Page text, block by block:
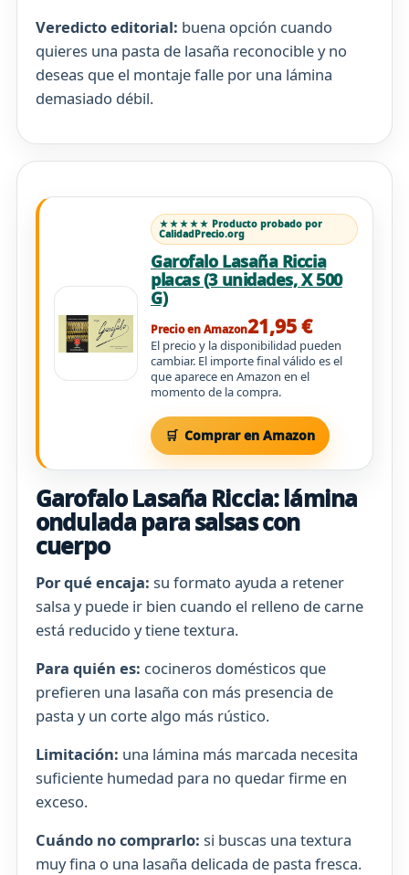
Veredicto editorial: buena opción cuando
quieres una pasta de lasaña reconocible y no
deseas que el montaje falle por una lámina
demasiado débil.
★★★★★ Producto probado por
CalidadPrecio.org
Garofalo Lasaña Riccia
placas (3 unidades, X 500
G)
Precio en Amazon21,95 €
El precio y la disponibilidad pueden
cambiar. El importe final válido es el
que aparece en Amazon en el
momento de la compra.
Comprar en Amazon
Garofalo Lasaña Riccia: lámina
ondulada para salsas con
cuerpo
Por qué encaja: su formato ayuda a retener
salsa y puede ir bien cuando el relleno de carne
está reducido y tiene textura.
Para quién es: cocineros domésticos que
prefieren una lasaña con más presencia de
pasta y un corte algo más rústico.
Limitación: una lámina más marcada necesita
suficiente humedad para no quedar firme en
exceso.
Cuándo no comprarlo: si buscas una textura
muy fina o una lasaña delicada de pasta fresca.